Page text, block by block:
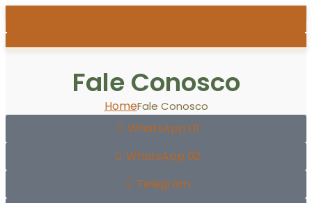
Fale Conosco
HomeFale Conosco
WhatsApp 01
WhatsApp 02
Telegram